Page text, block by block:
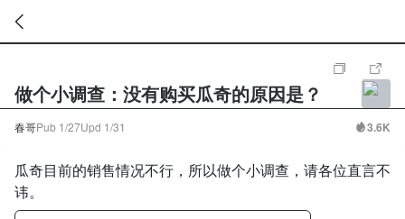
做个小调查：没有购买瓜奇的原因是？
春哥Pub 1/27Upd 1/31 3.6K
瓜奇目前的销售情况不行，所以做个小调查，请各位直言不
讳。